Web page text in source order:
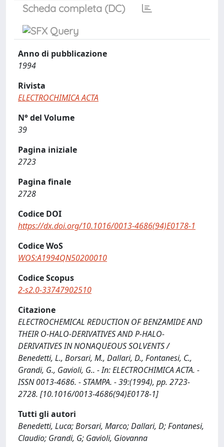
Scheda completa (DC)
Anno di pubblicazione
1994
Rivista
ELECTROCHIMICA ACTA
N° del Volume
39
Pagina iniziale
2723
Pagina finale
2728
Codice DOI
https://dx.doi.org/10.1016/0013-4686(94)E0178-1
Codice WoS
WOS:A1994QN50200010
Codice Scopus
2-s2.0-33747902510
Citazione
ELECTROCHEMICAL REDUCTION OF BENZAMIDE AND
THEIR O-HALO-DERIVATIVES AND P-HALO-
DERIVATIVES IN NONAQUEOUS SOLVENTS /
Benedetti, L., Borsari, M., Dallari, D., Fontanesi, C.,
Grandi, G., Gavioli, G.. - In: ELECTROCHIMICA ACTA. -
ISSN 0013-4686. - STAMPA. - 39:(1994), pp. 2723-
2728. [10.1016/0013-4686(94)E0178-1]
Tutti gli autori
Benedetti, Luca; Borsari, Marco; Dallari, D; Fontanesi,
Claudio; Grandi, G; Gavioli, Giovanna